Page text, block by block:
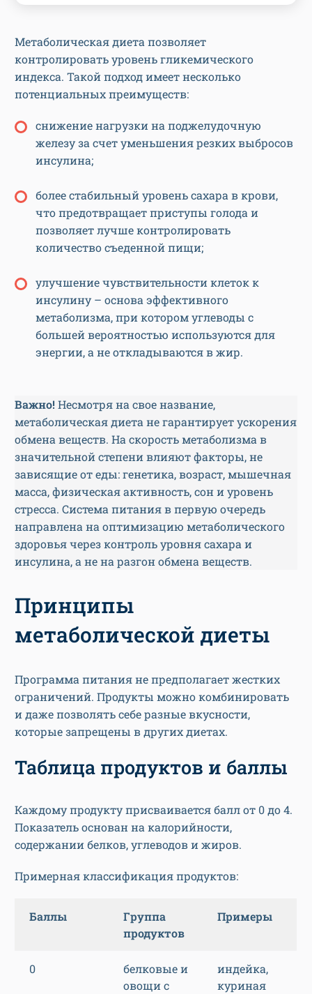
Метаболическая диета позволяет
контролировать уровень гликемического
индекса. Такой подход имеет несколько
потенциальных преимуществ:
снижение нагрузки на поджелудочную
железу за счет уменьшения резких выбросов
инсулина;
более стабильный уровень сахара в крови,
что предотвращает приступы голода и
позволяет лучше контролировать
количество съеденной пищи;
улучшение чувствительности клеток к
инсулину – основа эффективного
метаболизма, при котором углеводы с
большей вероятностью используются для
энергии, а не откладываются в жир.
Важно! Несмотря на свое название,
метаболическая диета не гарантирует ускорения
обмена веществ. На скорость метаболизма в
значительной степени влияют факторы, не
зависящие от еды: генетика, возраст, мышечная
масса, физическая активность, сон и уровень
стресса. Система питания в первую очередь
направлена на оптимизацию метаболического
здоровья через контроль уровня сахара и
инсулина, а не на разгон обмена веществ.
Принципы
метаболической диеты
Программа питания не предполагает жестких
ограничений. Продукты можно комбинировать
и даже позволять себе разные вкусности,
которые запрещены в других диетах.
Таблица продуктов и баллы
Каждому продукту присваивается балл от 0 до 4.
Показатель основан на калорийности,
содержании белков, углеводов и жиров.
Примерная классификация продуктов:
Баллы
Группа
продуктов
Примеры
0
белковые и
овощи с
индейка,
куриная